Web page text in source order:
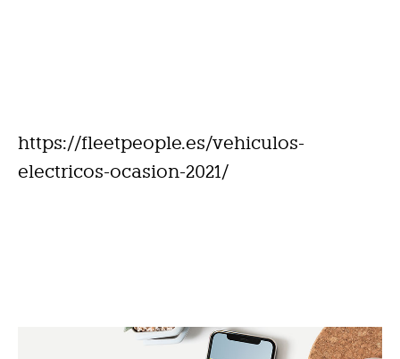
https://fleetpeople.es/vehiculos-
electricos-ocasion-2021/